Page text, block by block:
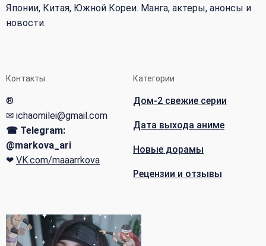
Японии, Китая, Южной Кореи. Манга, актеры, анонсы и
новости.
Контакты
®
✉ ichaomilei@gmail.com
☎ Telegram:
@markova_ari
❤ VK.com/maaarrkova
Категории
Дом-2 свежие серии
Дата выхода аниме
Новые дорамы
Рецензии и отзывы